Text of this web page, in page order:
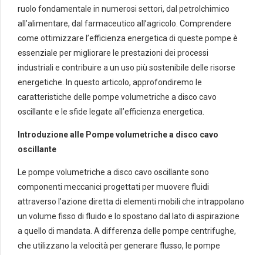
ruolo fondamentale in numerosi settori, dal petrolchimico
all’alimentare, dal farmaceutico all’agricolo. Comprendere
come ottimizzare l’efficienza energetica di queste pompe è
essenziale per migliorare le prestazioni dei processi
industriali e contribuire a un uso più sostenibile delle risorse
energetiche. In questo articolo, approfondiremo le
caratteristiche delle pompe volumetriche a disco cavo
oscillante e le sfide legate all’efficienza energetica.
Introduzione alle Pompe volumetriche a disco cavo
oscillante
Le pompe volumetriche a disco cavo oscillante sono
componenti meccanici progettati per muovere fluidi
attraverso l’azione diretta di elementi mobili che intrappolano
un volume fisso di fluido e lo spostano dal lato di aspirazione
a quello di mandata. A differenza delle pompe centrifughe,
che utilizzano la velocità per generare flusso, le pompe